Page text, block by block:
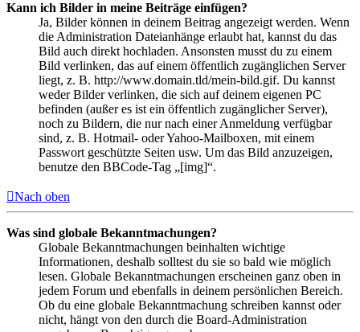
Kann ich Bilder in meine Beiträge einfügen?
Ja, Bilder können in deinem Beitrag angezeigt werden. Wenn
die Administration Dateianhänge erlaubt hat, kannst du das
Bild auch direkt hochladen. Ansonsten musst du zu einem
Bild verlinken, das auf einem öffentlich zugänglichen Server
liegt, z. B. http://www.domain.tld/mein-bild.gif. Du kannst
weder Bilder verlinken, die sich auf deinem eigenen PC
befinden (außer es ist ein öffentlich zugänglicher Server),
noch zu Bildern, die nur nach einer Anmeldung verfügbar
sind, z. B. Hotmail- oder Yahoo-Mailboxen, mit einem
Passwort geschützte Seiten usw. Um das Bild anzuzeigen,
benutze den BBCode-Tag „[img]“.
Nach oben
Was sind globale Bekanntmachungen?
Globale Bekanntmachungen beinhalten wichtige
Informationen, deshalb solltest du sie so bald wie möglich
lesen. Globale Bekanntmachungen erscheinen ganz oben in
jedem Forum und ebenfalls in deinem persönlichen Bereich.
Ob du eine globale Bekanntmachung schreiben kannst oder
nicht, hängt von den durch die Board-Administration